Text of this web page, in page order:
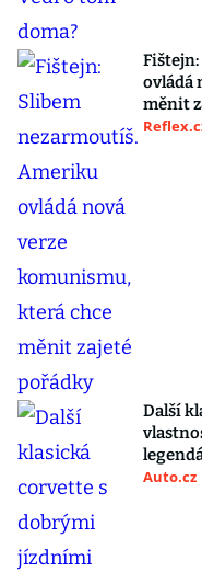
ovládá
měnit
Další
Auto.cz